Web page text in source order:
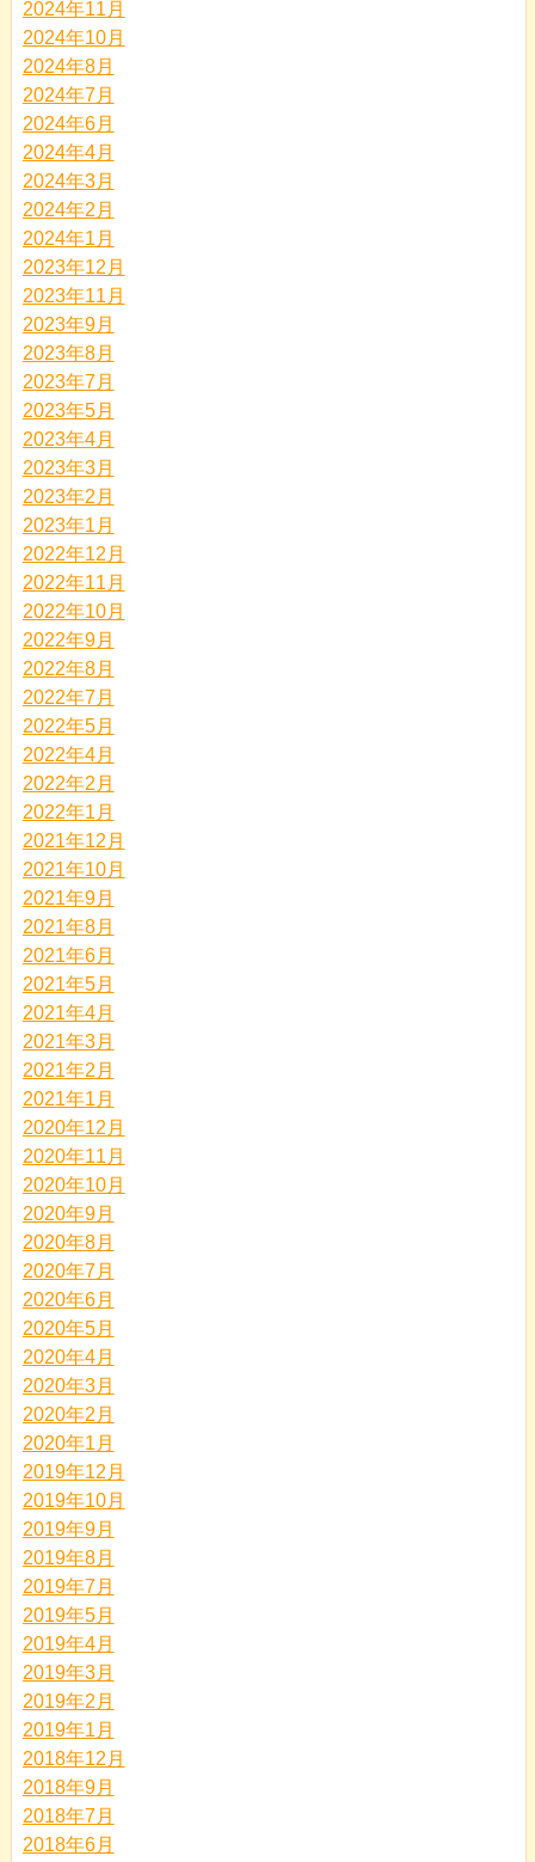
2024年11月
2024年10月
2024年8月
2024年7月
2024年6月
2024年4月
2024年3月
2024年2月
2024年1月
2023年12月
2023年11月
2023年9月
2023年8月
2023年7月
2023年5月
2023年4月
2023年3月
2023年2月
2023年1月
2022年12月
2022年11月
2022年10月
2022年9月
2022年8月
2022年7月
2022年5月
2022年4月
2022年2月
2022年1月
2021年12月
2021年10月
2021年9月
2021年8月
2021年6月
2021年5月
2021年4月
2021年3月
2021年2月
2021年1月
2020年12月
2020年11月
2020年10月
2020年9月
2020年8月
2020年7月
2020年6月
2020年5月
2020年4月
2020年3月
2020年2月
2020年1月
2019年12月
2019年10月
2019年9月
2019年8月
2019年7月
2019年5月
2019年4月
2019年3月
2019年2月
2019年1月
2018年12月
2018年9月
2018年7月
2018年6月